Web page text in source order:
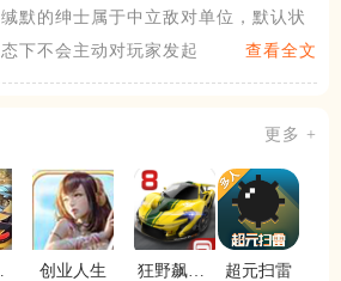
缄默的绅士属于中立敌对单位，默认状
态下不会主动对玩家发起攻击
查看全文
更多 +
创业人生
狂野飙车8
超元扫雷